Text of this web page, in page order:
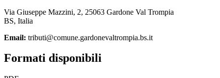
Via Giuseppe Mazzini, 2, 25063 Gardone Val Trompia
BS, Italia
Email: tributi@comune.gardonevaltrompia.bs.it
Formati disponibili